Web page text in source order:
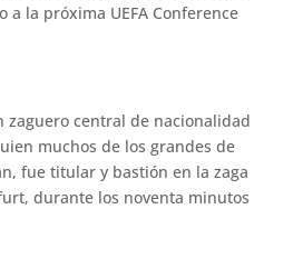
a la próxima UEFA Conference
zaguero central de nacionalidad
muchos de los grandes de
fue titular y bastión en la zaga
durante los noventa minutos